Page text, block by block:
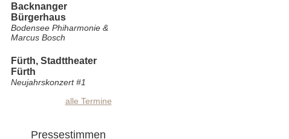
Backnanger
Bürgerhaus
Bodensee Phiharmonie &
Marcus Bosch
Fürth, Stadttheater
Fürth
Neujahrskonzert #1
alle Termine
Pressestimmen